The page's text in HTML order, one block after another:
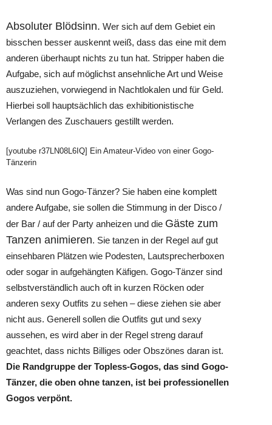
Absoluter Blödsinn. Wer sich auf dem Gebiet ein
bisschen besser auskennt weiß, dass das eine mit dem
anderen überhaupt nichts zu tun hat. Stripper haben die
Aufgabe, sich auf möglichst ansehnliche Art und Weise
auszuziehen, vorwiegend in Nachtlokalen und für Geld.
Hierbei soll hauptsächlich das exhibitionistische
Verlangen des Zuschauers gestillt werden.
[youtube r37LN08L6IQ] Ein Amateur-Video von einer Gogo-
Tänzerin
Was sind nun Gogo-Tänzer? Sie haben eine komplett
andere Aufgabe, sie sollen die Stimmung in der Disco /
der Bar / auf der Party anheizen und die Gäste zum
Tanzen animieren. Sie tanzen in der Regel auf gut
einsehbaren Plätzen wie Podesten, Lautsprecherboxen
oder sogar in aufgehängten Käfigen. Gogo-Tänzer sind
selbstverständlich auch oft in kurzen Röcken oder
anderen sexy Outfits zu sehen – diese ziehen sie aber
nicht aus. Generell sollen die Outfits gut und sexy
aussehen, es wird aber in der Regel streng darauf
geachtet, dass nichts Billiges oder Obszönes daran ist.
Die Randgruppe der Topless-Gogos, das sind Gogo-
Tänzer, die oben ohne tanzen, ist bei professionellen
Gogos verpönt.